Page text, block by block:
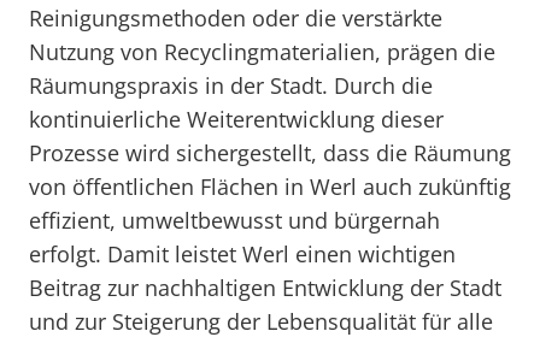
Reinigungsmethoden oder die verstärkte
Nutzung von Recyclingmaterialien, prägen die
Räumungspraxis in der Stadt. Durch die
kontinuierliche Weiterentwicklung dieser
Prozesse wird sichergestellt, dass die Räumung
von öffentlichen Flächen in Werl auch zukünftig
effizient, umweltbewusst und bürgernah
erfolgt. Damit leistet Werl einen wichtigen
Beitrag zur nachhaltigen Entwicklung der Stadt
und zur Steigerung der Lebensqualität für alle